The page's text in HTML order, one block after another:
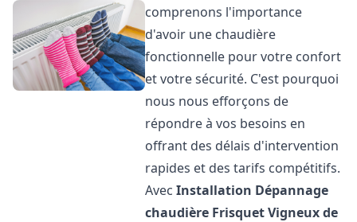
comprenons l'importance
d'avoir une chaudière
fonctionnelle pour votre confort
et votre sécurité. C'est pourquoi
nous nous efforçons de
répondre à vos besoins en
offrant des délais d'intervention
rapides et des tarifs compétitifs.
AvecInstallation Dépannage
chaudière FrisquetVigneux de